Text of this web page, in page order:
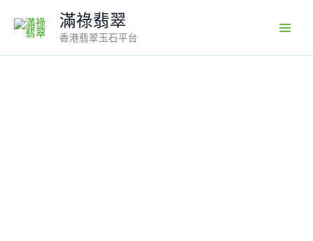
content
滿祿翡翠
香港翡翠玉石平台